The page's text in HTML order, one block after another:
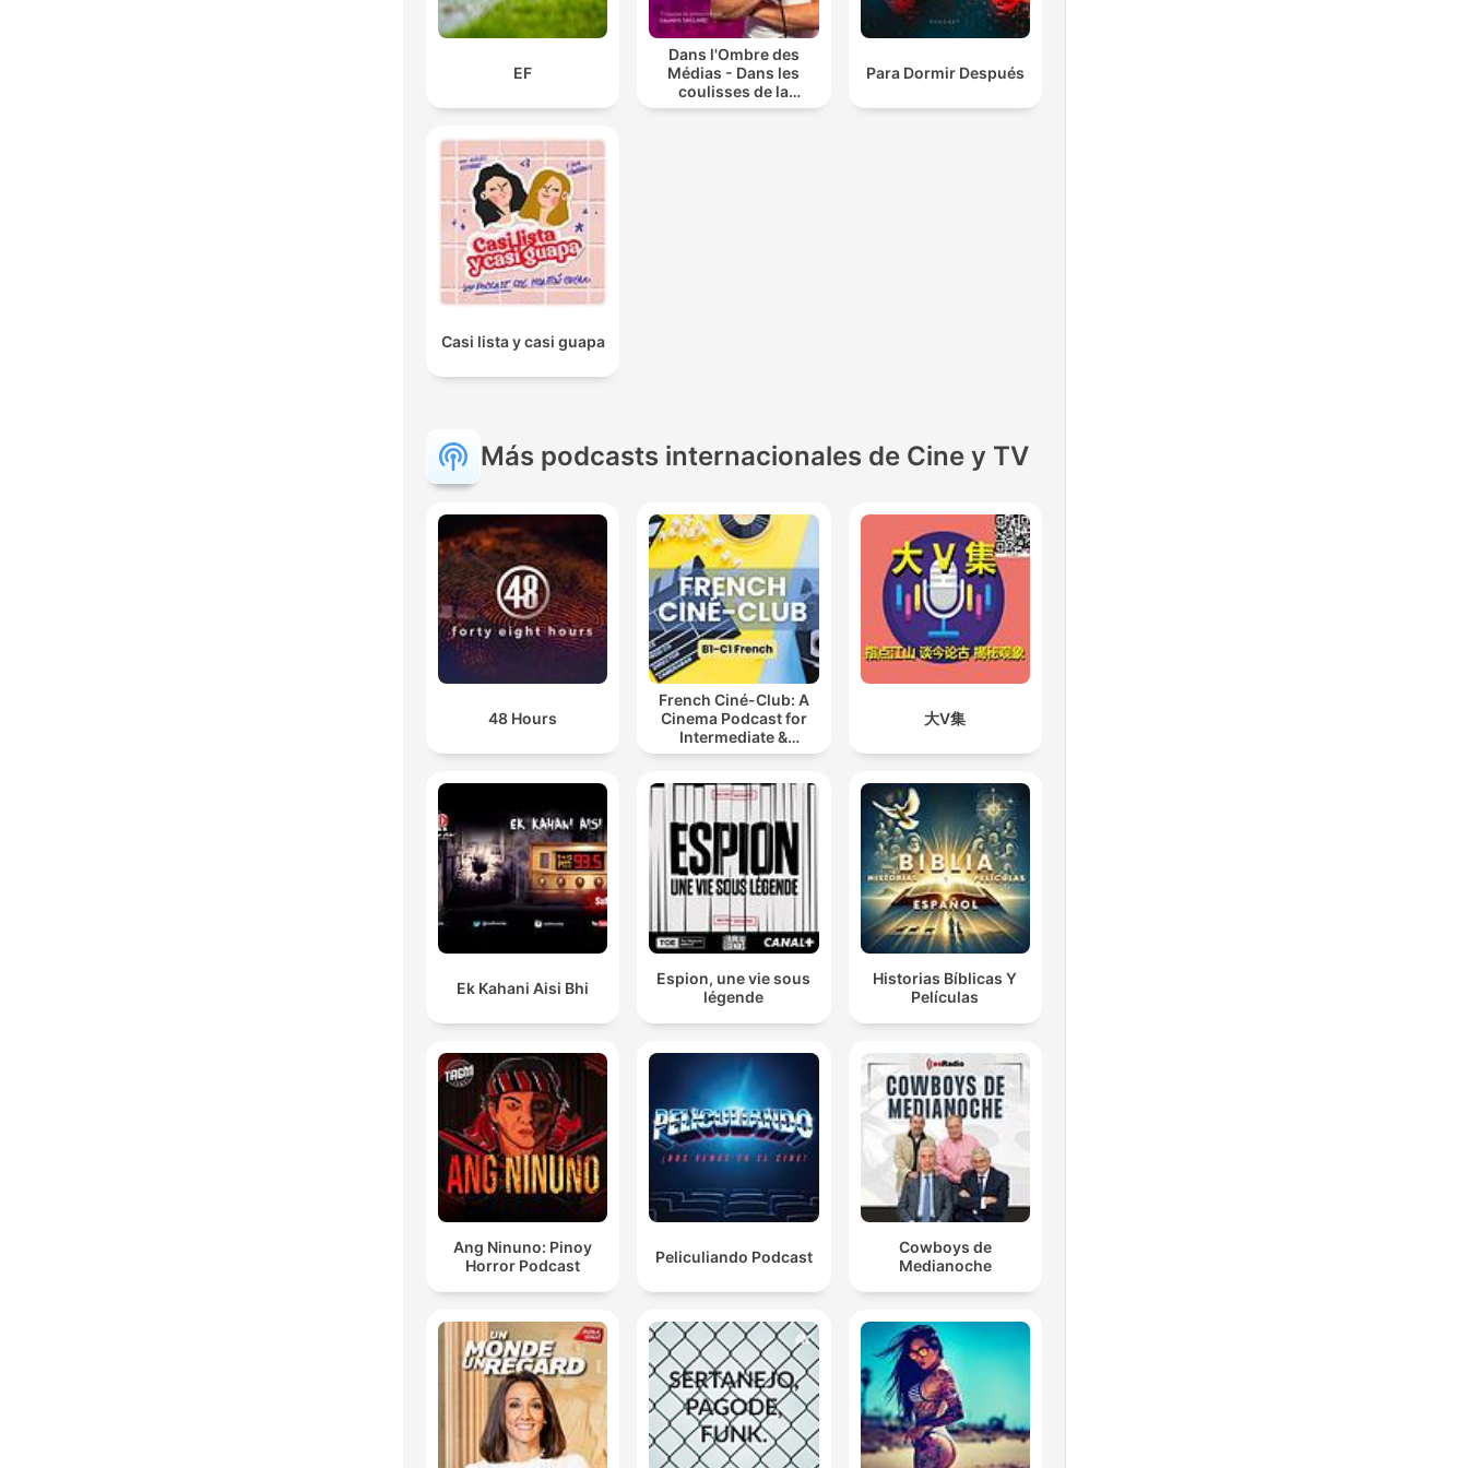
EF
Dans l'Ombre des
Médias - Dans les
coulisses de la
télévision
Para Dormir Después
Casi lista y casi guapa
Más podcasts internacionales de Cine y TV
48 Hours
French Ciné-Club: A
Cinema Podcast for
Intermediate &
Advanced French
大V集
Ek Kahani Aisi Bhi
Espion, une vie sous
légende
Historias Bíblicas Y
Películas
Ang Ninuno: Pinoy
Horror Podcast
Peliculiando Podcast
Cowboys de
Medianoche